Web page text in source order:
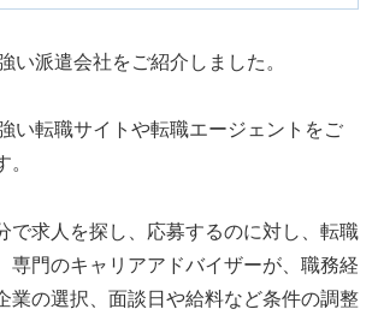
い派遣会社をご紹介しました。
い転職サイトや転職エージェントをご
で求人を探し、応募するのに対し、転職
専門のキャリアアドバイザーが、職務経
業の選択、面談日や給料など条件の調整